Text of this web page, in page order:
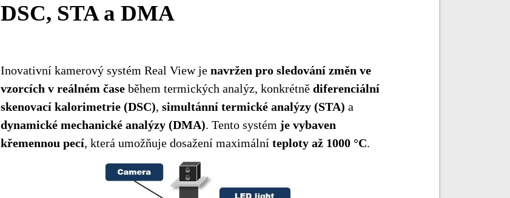
DSC, STA a DMA
Inovativní kamerový systém Real View je navržen pro sledování změn ve
vzorcích v reálném časeběhem termických analýz, konkrétně diferenciální
skenovací kalorimetrie (DSC), simultánní termické analýzy (STA) a
dynamické mechanické analýzy (DMA). Tento systém je vybaven
křemennou pecí, která umožňuje dosažení maximální teploty až 1000 °C.